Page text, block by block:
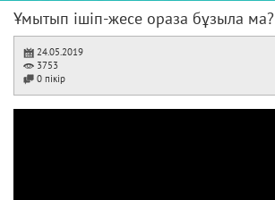
Ұмытып ішіп-жесе ораза бұзыла ма?
24.05.2019
3753
0 пікір